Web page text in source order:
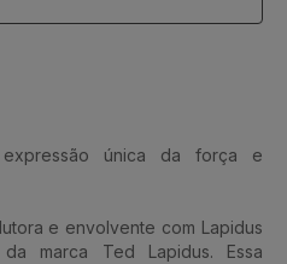
única da força e
e envolvente com Lapidus
marca Ted Lapidus. Essa